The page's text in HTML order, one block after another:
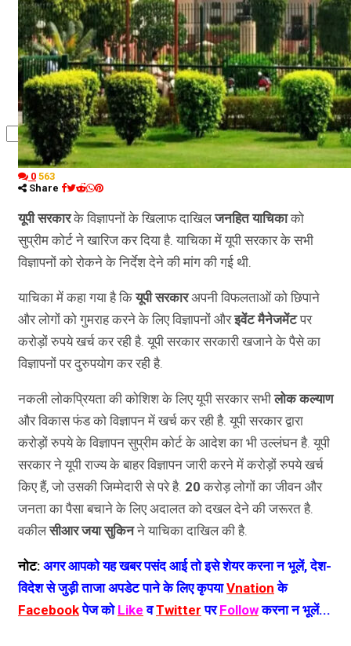
कृषि
धर्म
विज्ञान तकनीकी
0 563
Share
यूपी सरकारके विज्ञापनों के खिलाफ दाखिलजनहित याचिकाको
सुप्रीम कोर्ट ने खारिज कर दिया है. याचिका में यूपी सरकार के सभी
विज्ञापनों को रोकने के निर्देश देने की मांग की गई थी.
याचिका में कहा गया है कियूपी सरकारअपनी विफलताओं को छिपाने
और लोगों को गुमराह करने के लिए विज्ञापनों औरइवेंट मैनेजमेंटपर
करोड़ों रुपये खर्च कर रही है. यूपी सरकार सरकारी खजाने के पैसे का
विज्ञापनों पर दुरुपयोग कर रही है.
नकली लोकप्रियता की कोशिश के लिए यूपी सरकार सभीलोक कल्याण
और विकास फंड को विज्ञापन में खर्च कर रही है. यूपी सरकार द्वारा
करोड़ों रुपये के विज्ञापन सुप्रीम कोर्ट के आदेश का भी उल्लंघन है. यूपी
सरकार ने यूपी राज्य के बाहर विज्ञापन जारी करने में करोड़ों रुपये खर्च
किए हैं, जो उसकी जिम्मेदारी से परे है. 20 करोड़ लोगों का जीवन और
जनता का पैसा बचाने के लिए अदालत को दखल देने की जरूरत है.
वकीलसीआर जया सुकिनने याचिका दाखिल की है.
नोट: अगर आपको यह खबर पसंद आई तो इसे शेयर करना न भूलें, देश-
विदेश से जुड़ी ताजा अपडेट पाने के लिए कृपयाVnation के
Facebookपेज को Like वTwitter परFollowकरना न भूलें...